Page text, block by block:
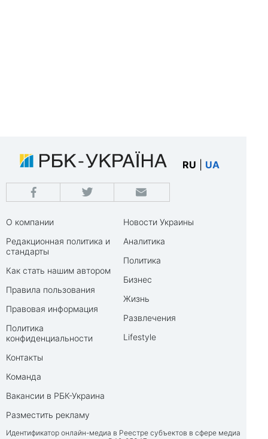
RU UA
О компании
Редакционная политика и
стандарты
Как стать нашим автором
Правила пользования
Правовая информация
Политика
конфиденциальности
Контакты
Команда
Вакансии в РБК-Украина
Разместить рекламу
Новости Украины
Аналитика
Политика
Бизнес
Жизнь
Развлечения
Lifestyle
Идентификатор онлайн-медиа в Реестре субъектов в сфере медиа